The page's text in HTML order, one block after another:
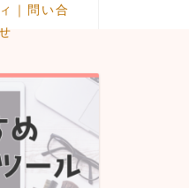
｜問い合